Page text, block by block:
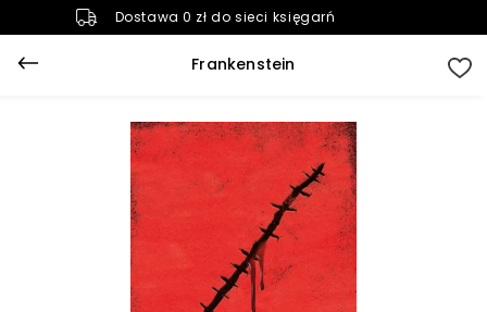
Dostawa 0 zł do sieci księgarń
Frankenstein